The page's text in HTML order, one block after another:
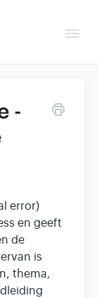
-
error)
en geeft
de
is
thema,